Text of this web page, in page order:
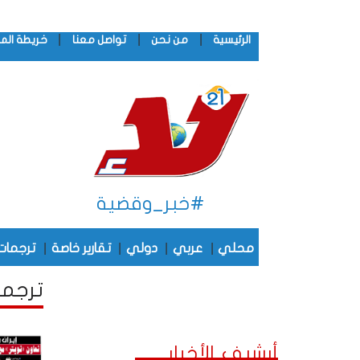
الرئيسية من نحن تواصل معنا خريطة
#خبر_وقضية
محلي عربي دولي تقارير خاصة
أرشيف الأخبار